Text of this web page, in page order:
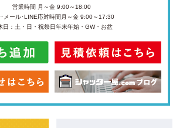
営業時間 月～金 9:00～18:00
メール･LINE応対時間 月～金 9:00～17:30
日：土・日・祝祭日年末年始・GW・お盆